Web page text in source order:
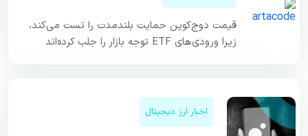
قیمت دوج‌کوین حمایت بلندمدت را تست می‌کند،
زیرا ورودی‌های ETF توجه بازار را جلب کرده‌اند
اخبار ارز دیجیتال